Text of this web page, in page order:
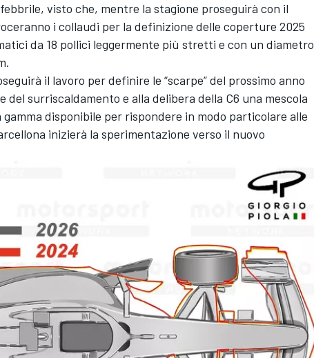
visto che, mentre la stagione proseguirà con il
i collaudi per la definizione delle coperture 2025
da 18 pollici leggermente più stretti e con un diametro
il lavoro per definire le “scarpe” del prossimo anno
surriscaldamento e alla delibera della C6 una mescola
disponibile per rispondere in modo particolare alle
inizierà la sperimentazione verso il nuovo